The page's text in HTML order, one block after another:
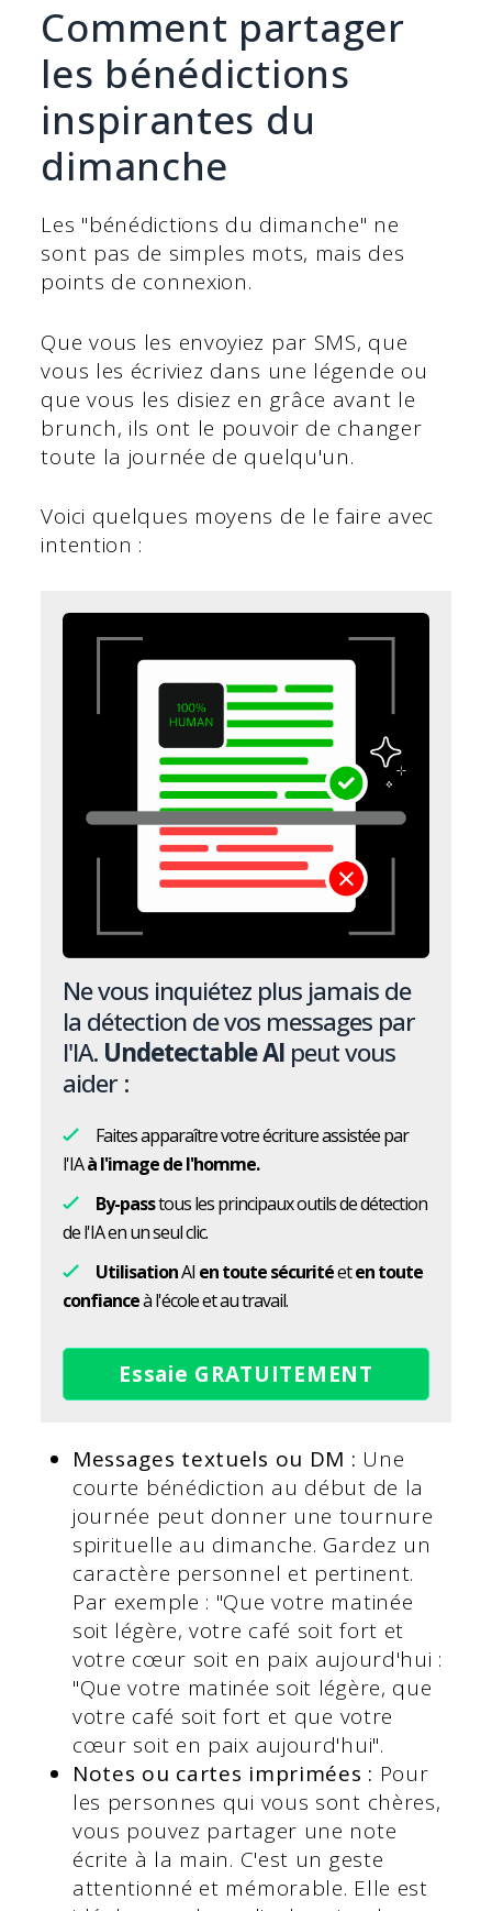
Comment partager
les bénédictions
inspirantes du
dimanche
Les "bénédictions du dimanche" ne
sont pas de simples mots, mais des
points de connexion.
Que vous les envoyiez par SMS, que
vous les écriviez dans une légende ou
que vous les disiez en grâce avant le
brunch, ils ont le pouvoir de changer
toute la journée de quelqu'un.
Voici quelques moyens de le faire avec
intention :
Ne vous inquiétez plus jamais de
la détection de vos messages par
l'IA. Undetectable AI peut vous
aider :
Faites apparaître votre écriture assistée par
l'IAà l'image de l'homme.
By-passtous les principaux outils de détection
de l'IA en un seul clic.
UtilisationAI en toute sécuritéeten toute
confianceà l'école et au travail.
Essaie GRATUITEMENT
Messages textuels ou DM : Une
courte bénédiction au début de la
journée peut donner une tournure
spirituelle au dimanche. Gardez un
caractère personnel et pertinent.
Par exemple : "Que votre matinée
soit légère, votre café soit fort et
votre cœur soit en paix aujourd'hui :
"Que votre matinée soit légère, que
votre café soit fort et que votre
cœur soit en paix aujourd'hui".
Notes ou cartes imprimées : Pour
les personnes qui vous sont chères,
vous pouvez partager une note
écrite à la main. C'est un geste
attentionné et mémorable. Elle est